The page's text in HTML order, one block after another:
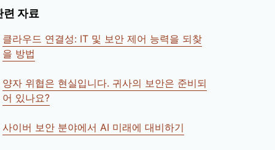
련 자료
클라우드 연결성: IT 및 보안 제어 능력을 되찾
을 방법
양자 위협은 현실입니다. 귀사의 보안은 준비되
어 있나요?
사이버 보안 분야에서 AI 미래에 대비하기